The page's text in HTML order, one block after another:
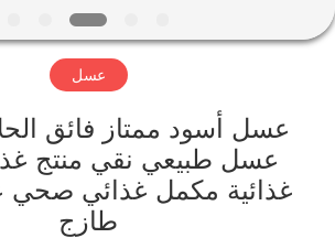
عنا
المعمل
عسل
عسل طبيعي نقي منتج
غذائية مكمل غذائي
طازج